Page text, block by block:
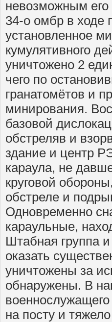
невозможным
34-о омбр в ходе
установленное
кумулятивного
уничтожено 2
чего по
гранатомётов и
минирования.
базовой
обстреляв и
здание и центр
караула, не
круговой
обстреле и
Одновременно
караульные,
Штабная группа
оказать
уничтожены за
обнаружены. В
на посту и